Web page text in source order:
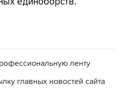
ленту
главных новостей сайта